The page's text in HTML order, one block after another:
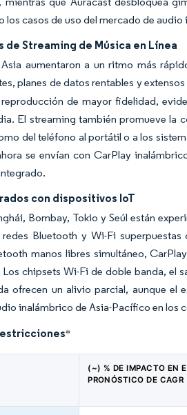
los casos de uso del mercado de
Streaming de Música en Línea
aumentaron a un ritmo más
planes de datos rentables y
de mayor fidelidad,
El streaming también promueve
del teléfono al portátil o a los
se envían con CarPlay
con dispositivos IoT
Bombay, Tokio y Seúl están
Bluetooth y Wi-Fi
manos libres simultáneo,
chipsets Wi-Fi de doble banda, el
ofrecen un alivio parcial, aunque
inalámbrico de Asia-Pacífico en los
*
(~) % DE IMPACTO EN
PRONÓSTICO DE CAGR